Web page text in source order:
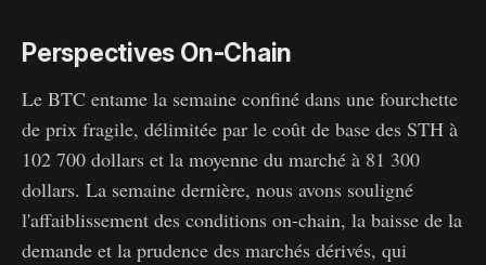
Perspectives On-Chain
Le BTC entame la semaine confiné dans une fourchette
de prix fragile, délimitée par le coût de base des STH à
102 700 dollars et la moyenne du marché à 81 300
dollars. La semaine dernière, nous avons souligné
l'affaiblissement des conditions on-chain, la baisse de la
demande et la prudence des marchés dérivés, qui